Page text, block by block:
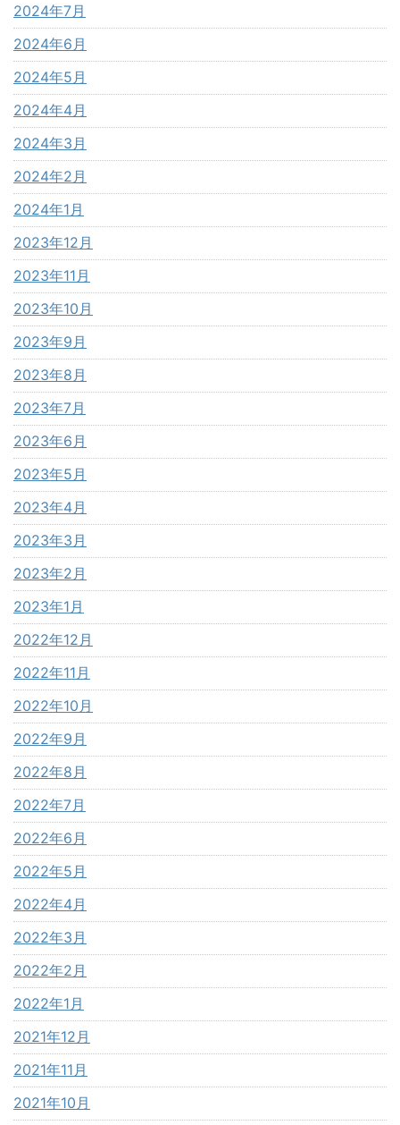
2024年7月
2024年6月
2024年5月
2024年4月
2024年3月
2024年2月
2024年1月
2023年12月
2023年11月
2023年10月
2023年9月
2023年8月
2023年7月
2023年6月
2023年5月
2023年4月
2023年3月
2023年2月
2023年1月
2022年12月
2022年11月
2022年10月
2022年9月
2022年8月
2022年7月
2022年6月
2022年5月
2022年4月
2022年3月
2022年2月
2022年1月
2021年12月
2021年11月
2021年10月